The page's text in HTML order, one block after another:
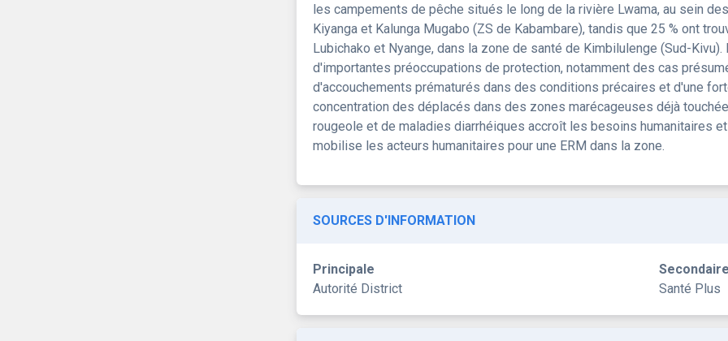
les campements de pêche situés le long de la rivière Lwama, au sein
Kiyanga et Kalunga Mugabo (ZS de Kabambare), tandis que 25 % ont
Lubichako et Nyange, dans la zone de santé de Kimbilulenge (Sud-
d'importantes préoccupations de protection, notamment des cas
d'accouchements prématurés dans des conditions précaires et d'une
concentration des déplacés dans des zones marécageuses déjà
rougeole et de maladies diarrhéiques accroît les besoins humanitaires
mobilise les acteurs humanitaires pour une ERM dans la zone.
SOURCES D'INFORMATION
Principale
Autorité District
Santé Plus